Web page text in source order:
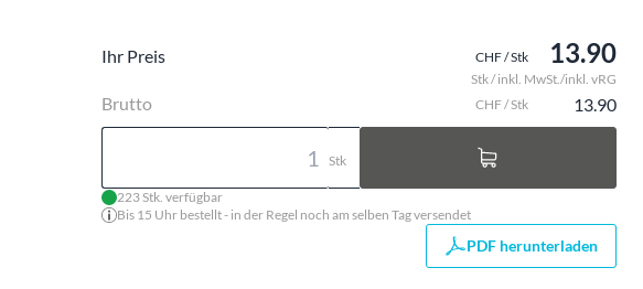
Ihr Preis CHF / Stk 13.90
Stk / inkl. MwSt./inkl. vRG
Brutto CHF / Stk 13.90
Stk
223 Stk. verfügbar
Bis 15 Uhr bestellt - in der Regel noch am selben Tag versendet
PDF herunterladen